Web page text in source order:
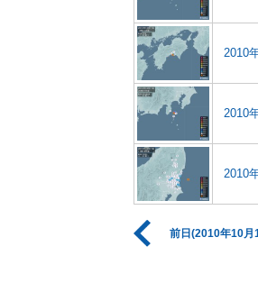
2010
2010
2010
前日(2010年10月